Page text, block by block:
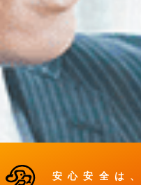
安心安全は、